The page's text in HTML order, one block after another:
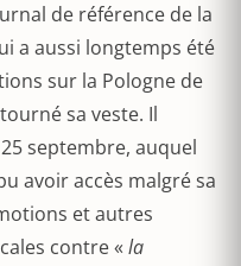
de référence de la
a aussi longtemps été
sur la Pologne de
sa veste. Il
septembre, auquel
avoir accès malgré sa
et autres
contre « la